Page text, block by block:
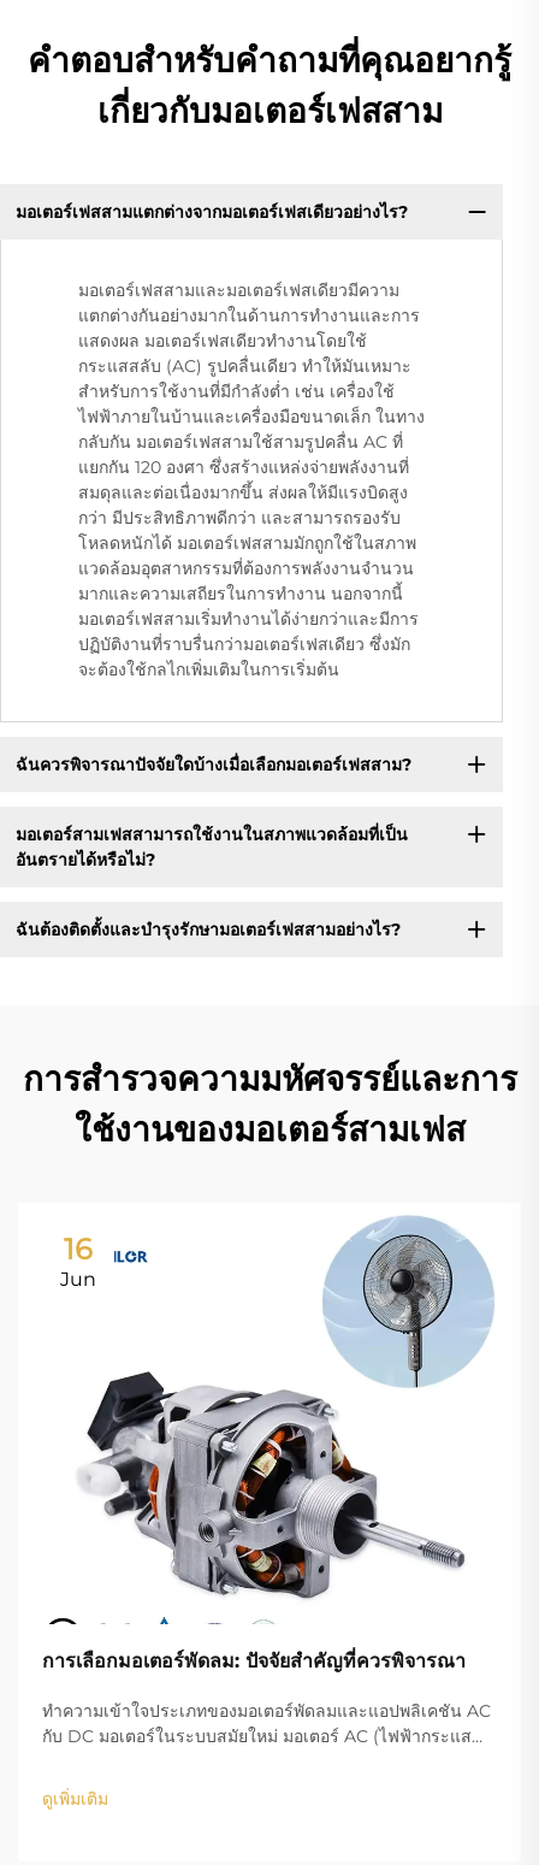
คำตอบสำหรับคำถามที่คุณอยากรู้
เกี่ยวกับมอเตอร์เฟสสาม
มอเตอร์เฟสสามแตกต่างจากมอเตอร์เฟสเดียวอย่างไร?
มอเตอร์เฟสสามและมอเตอร์เฟสเดียวมีความ
แตกต่างกันอย่างมากในด้านการทำงานและการ
แสดงผล มอเตอร์เฟสเดียวทำงานโดยใช้
กระแสสลับ (AC) รูปคลื่นเดียว ทำให้มันเหมาะ
สำหรับการใช้งานที่มีกำลังต่ำ เช่น เครื่องใช้
ไฟฟ้าภายในบ้านและเครื่องมือขนาดเล็ก ในทาง
กลับกัน มอเตอร์เฟสสามใช้สามรูปคลื่น AC ที่
แยกกัน 120 องศา ซึ่งสร้างแหล่งจ่ายพลังงานที่
สมดุลและต่อเนื่องมากขึ้น ส่งผลให้มีแรงบิดสูง
กว่า มีประสิทธิภาพดีกว่า และสามารถรองรับ
โหลดหนักได้ มอเตอร์เฟสสามมักถูกใช้ในสภาพ
แวดล้อมอุตสาหกรรมที่ต้องการพลังงานจำนวน
มากและความเสถียรในการทำงาน นอกจากนี้
มอเตอร์เฟสสามเริ่มทำงานได้ง่ายกว่าและมีการ
ปฏิบัติงานที่ราบรื่นกว่ามอเตอร์เฟสเดียว ซึ่งมัก
จะต้องใช้กลไกเพิ่มเติมในการเริ่มต้น
ฉันควรพิจารณาปัจจัยใดบ้างเมื่อเลือกมอเตอร์เฟสสาม?
มอเตอร์สามเฟสสามารถใช้งานในสภาพแวดล้อมที่เป็น
อันตรายได้หรือไม่?
ฉันต้องติดตั้งและบำรุงรักษามอเตอร์เฟสสามอย่างไร?
การสำรวจความมหัศจรรย์และการ
ใช้งานของมอเตอร์สามเฟส
16
Jun
การเลือกมอเตอร์พัดลม: ปัจจัยสำคัญที่ควรพิจารณา
ทำความเข้าใจประเภทของมอเตอร์พัดลมและแอปพลิเคชัน AC
กับ DC มอเตอร์ในระบบสมัยใหม่ มอเตอร์ AC (ไฟฟ้ากระแส
ภาษาเป็นสิ่งที่ฉันเขียนไว้ข้างต้น หนึ่งระบบสำหรับแต่ละระบบ
ที่ใช้งาน แม้กระทั่งในระบบดิบ...
ดูเพิ่มเติม